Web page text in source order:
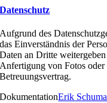
Datenschutz
Aufgrund des
das Einverständnis der
Daten an Dritte weiterge
Anfertigungvon Fotos
Betreuungsvertrag.
DokumentationErik